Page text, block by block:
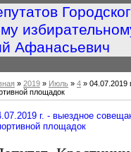
Афанасьевич
» 2019 » Июль » 4 » 04.07.2019
площадок
г. - выездное
площадок